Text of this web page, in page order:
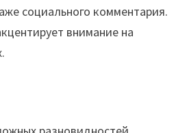
социального комментария.
внимание на